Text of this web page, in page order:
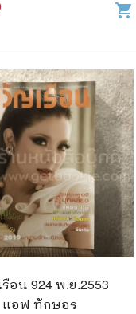
shopping_cart
อน 924 พ.ย.2553
แอฟ ทักษอร